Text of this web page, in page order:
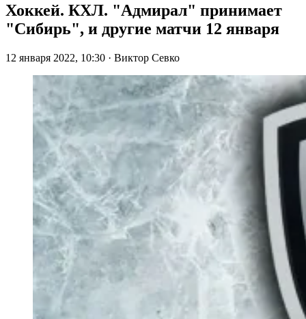
Хоккей. КХЛ. "Адмирал" принимает
"Сибирь", и другие матчи 12 января
12 января 2022, 10:30 · Виктор Севко